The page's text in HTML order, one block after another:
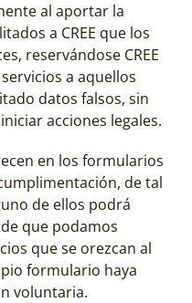
al aportar la
a CREE que los
reservándose CREE
a aquellos
datos falsos, sin
acciones legales.
en los formularios
de tal
de ellos podrá
que podamos
que se orezcan al
formulario haya
voluntaria.